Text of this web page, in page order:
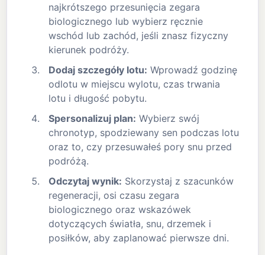
najkrótszego przesunięcia zegara
biologicznego lub wybierz ręcznie
wschód lub zachód, jeśli znasz fizyczny
kierunek podróży.
Dodaj szczegóły lotu: Wprowadź godzinę
odlotu w miejscu wylotu, czas trwania
lotu i długość pobytu.
Spersonalizuj plan: Wybierz swój
chronotyp, spodziewany sen podczas lotu
oraz to, czy przesuwałeś pory snu przed
podróżą.
Odczytaj wynik: Skorzystaj z szacunków
regeneracji, osi czasu zegara
biologicznego oraz wskazówek
dotyczących światła, snu, drzemek i
posiłków, aby zaplanować pierwsze dni.